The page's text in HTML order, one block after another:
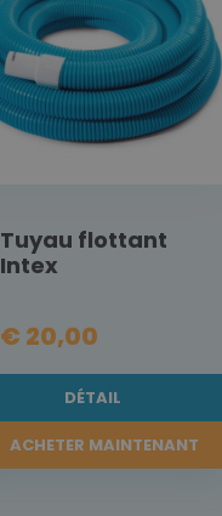
Tuyau flottant
Intex
€ 20,00
DÉTAIL
ACHETER MAINTENANT